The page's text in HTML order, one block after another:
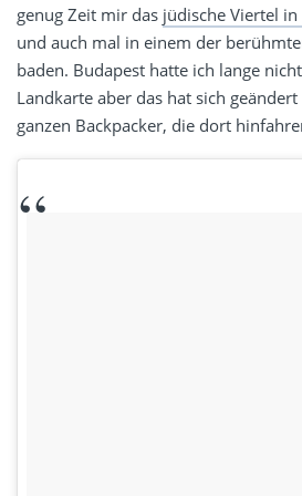
genug Zeit mir das jüdische Viertel
und auch mal in einem der
baden. Budapest hatte ich lange
Landkarte aber das hat sich
ganzen Backpacker, die dort